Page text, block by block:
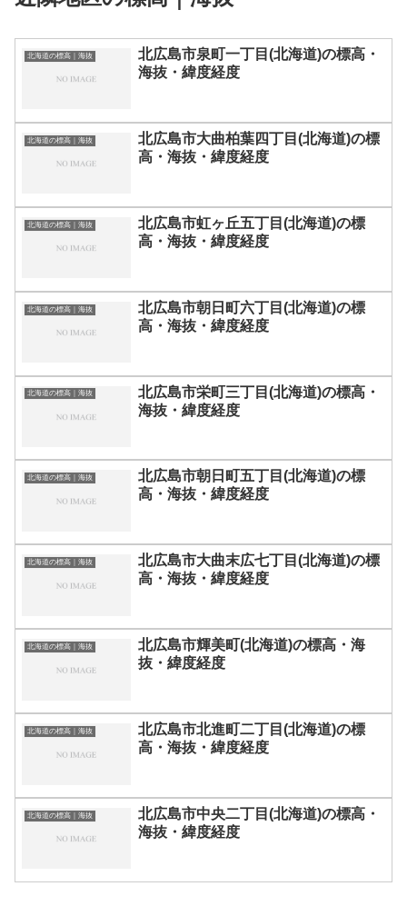
北海道の標高｜海抜
北広島市泉町一丁目(北海道)の標高・
海抜・緯度経度
北海道の標高｜海抜
北広島市大曲柏葉四丁目(北海道)の標
高・海抜・緯度経度
北海道の標高｜海抜
北広島市虹ヶ丘五丁目(北海道)の標
高・海抜・緯度経度
北海道の標高｜海抜
北広島市朝日町六丁目(北海道)の標
高・海抜・緯度経度
北海道の標高｜海抜
北広島市栄町三丁目(北海道)の標高・
海抜・緯度経度
北海道の標高｜海抜
北広島市朝日町五丁目(北海道)の標
高・海抜・緯度経度
北海道の標高｜海抜
北広島市大曲末広七丁目(北海道)の標
高・海抜・緯度経度
北海道の標高｜海抜
北広島市輝美町(北海道)の標高・海
抜・緯度経度
北海道の標高｜海抜
北広島市北進町二丁目(北海道)の標
高・海抜・緯度経度
北海道の標高｜海抜
北広島市中央二丁目(北海道)の標高・
海抜・緯度経度